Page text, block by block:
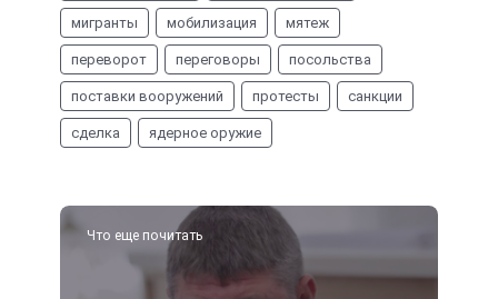
мигранты мобилизация мятеж
переворот переговоры посольства
поставки вооружений протесты санкции
сделка ядерное оружие
Что еще почитать